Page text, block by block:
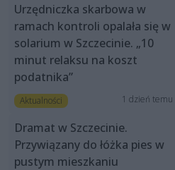
Urzędniczka skarbowa w
ramach kontroli opalała się w
solarium w Szczecinie. „10
minut relaksu na koszt
podatnika”
Aktualności 1 dzień temu
Dramat w Szczecinie.
Przywiązany do łóżka pies w
pustym mieszkaniu